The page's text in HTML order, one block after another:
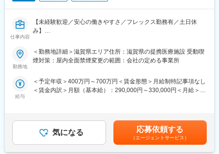
変更の範囲：会社の定める業務
■特徴：
同社のショッピングセンター内に同社薬局を開局しているのは地
域住民の方の健康管理を通して、地域社会に貢献するためです。
例えば、レジコーナーの隣や顧客に周知されやすい位置に同社薬
を担っています。
地域密着NO.1企業として地域の顧客ニーズ、伝統、習慣、傾向を
■教育制度・福利厚生：
す。
また教育体系では、社員の適性を開発し、能力を高めるために、
一貫した人材育成、教育プログラムによりきめ細かく教育、指導
仕事内容
【未経験歓迎／安心の働きやすさ／フレックス勤務有／土日休
み】
■業務詳細／治験コーディネーター（CRCって何？）
新しい薬や治療法が安全で効果的かどうかを確かめるための臨床
＜具体的に＞
患者さんが治験に参加する手続きを助けたり、治験中のデータを
治験が成功するためにはCRCの役割が非常に重要で、医療の進歩
に貢献できるやりがいのある仕事です。
※担当する医療機関に常駐しての業務となります。
勤務地
＜勤務地詳細＞滋賀県エリア住所：滋賀県の提携医療施設 受動喫
煙対策：屋内全面禁煙変更の範囲：会社の定める事業所
給与
＜予定年収＞400万円～700万円＜賃金形態＞月給制特記事項なし
＜賃金内訳＞月額（基本給）：290,000円～330,000円＜月給＞
があります。月給(月額)は固定手当を含めた表記です。
気になる 応募依頼する
（エージェントサービス）